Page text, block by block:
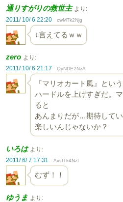
通りすがりの救世主 より:
2011/ 10/ 6 22:20
cwMTk2Njg
↓言えてるｗｗ
zero より:
2011/ 10/ 6 21:17
QyNDE2NzA
『マリオカート風』とい
ハードルを上げすぎだ。
ると
あんまりだが…期待して
楽しいんじゃないか？
いろは より:
2011/ 6/ 7 17:31
AxOTk4NzI
むず！！
ゆうま より: